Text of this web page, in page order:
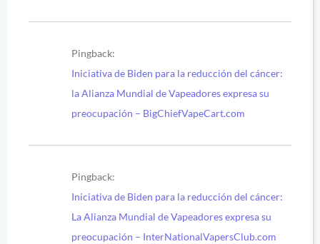
Pingback:
Iniciativa de Biden para la reducción del cáncer:
la Alianza Mundial de Vapeadores expresa su
preocupación – BigChiefVapeCart.com
Pingback:
Iniciativa de Biden para la reducción del cáncer:
La Alianza Mundial de Vapeadores expresa su
preocupación – InterNationalVapersClub.com